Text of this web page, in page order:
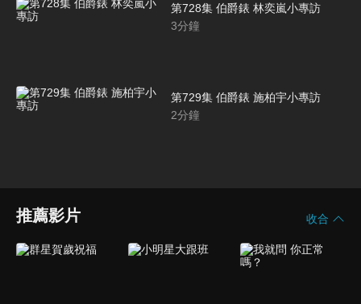
第728集 伯爵錶 林奕嵐小專訪
3分鐘
第729集 伯爵錶 施柏宇小專訪
2分鐘
推薦影片 收合